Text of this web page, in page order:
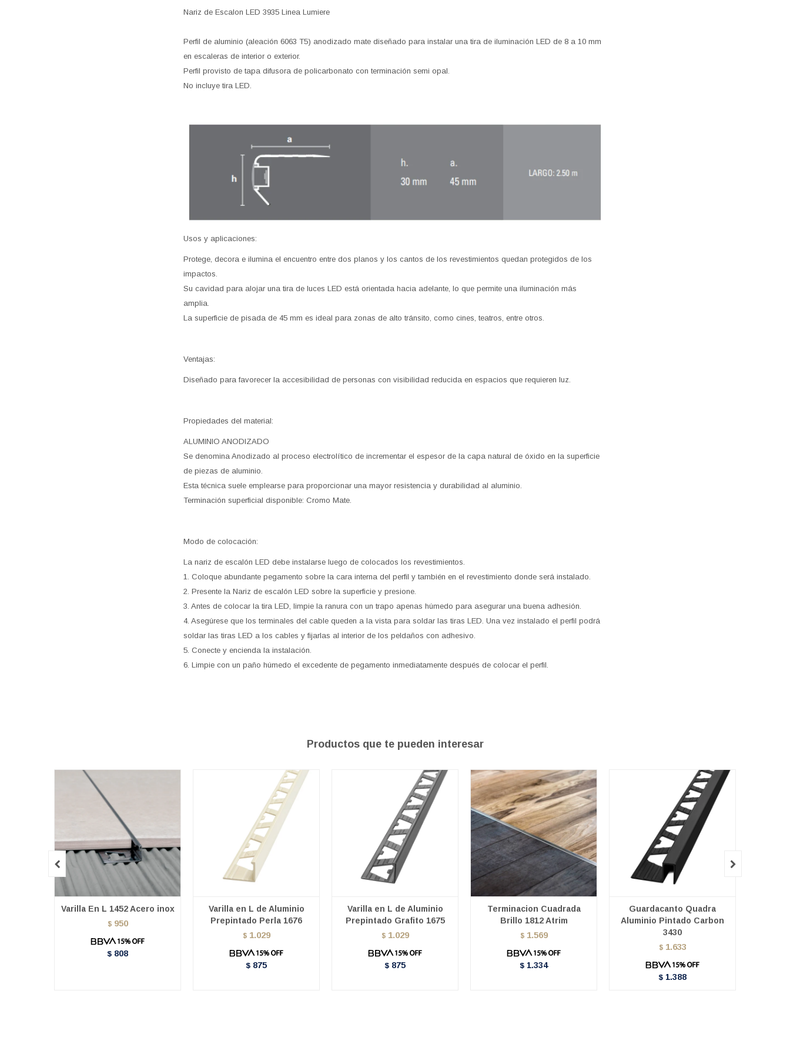
Nariz de Escalon LED 3935 Linea Lumiere
Perfil de aluminio (aleación 6063 T5) anodizado mate diseñado para instalar una tira de iluminación LED de 8 a 10 mm
en escaleras de interior o exterior.
Perfil provisto de tapa difusora de policarbonato con terminación semi opal.
No incluye tira LED.
Usos y aplicaciones:
Protege, decora e ilumina el encuentro entre dos planos y los cantos de los revestimientos quedan protegidos de los
impactos.
Su cavidad para alojar una tira de luces LED está orientada hacia adelante, lo que permite una iluminación más
amplia.
La superficie de pisada de 45 mm es ideal para zonas de alto tránsito, como cines, teatros, entre otros.
Ventajas:
Diseñado para favorecer la accesibilidad de personas con visibilidad reducida en espacios que requieren luz.
Propiedades del material:
ALUMINIO ANODIZADO
Se denomina Anodizado al proceso electrolítico de incrementar el espesor de la capa natural de óxido en la superficie
de piezas de aluminio.
Esta técnica suele emplearse para proporcionar una mayor resistencia y durabilidad al aluminio.
Terminación superficial disponible: Cromo Mate.
Modo de colocación:
La nariz de escalón LED debe instalarse luego de colocados los revestimientos.
1. Coloque abundante pegamento sobre la cara interna del perfil y también en el revestimiento donde será instalado.
2. Presente la Nariz de escalón LED sobre la superficie y presione.
3. Antes de colocar la tira LED, limpie la ranura con un trapo apenas húmedo para asegurar una buena adhesión.
4. Asegúrese que los terminales del cable queden a la vista para soldar las tiras LED. Una vez instalado el perfil podrá
soldar las tiras LED a los cables y fijarlas al interior de los peldaños con adhesivo.
5. Conecte y encienda la instalación.
6. Limpie con un paño húmedo el excedente de pegamento inmediatamente después de colocar el perfil.
Productos que te pueden interesar
Varilla En L 1452 Acero inox
$ 950
$ 808
Varilla en L de Aluminio
Prepintado Perla 1676
$ 1.029
$ 875
Varilla en L de Aluminio
Prepintado Grafito 1675
$ 1.029
$ 875
Terminacion Cuadrada
Brillo 1812 Atrim
$ 1.569
$ 1.334
Guardacanto Quadra
Aluminio Pintado Carbon
3430
$ 1.633
$ 1.388
 